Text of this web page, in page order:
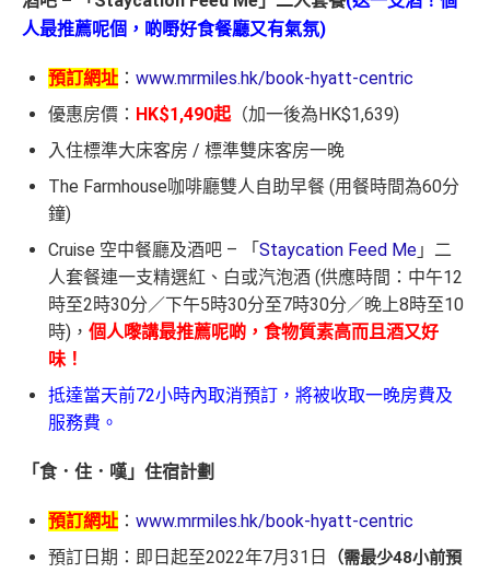
人最推薦呢個，啲嘢好食餐廳又有氣氛)
預訂網址 ： www.mrmiles.hk/book-hyatt-centric
優惠房價： HK$1,490起（加一後為HK$1,639)
入住標準大床客房 / 標準雙床客房一晚
The Farmhouse咖啡廳雙人自助早餐 (用餐時間為60分
鐘)
Cruise 空中餐廳及酒吧 – 「 Staycation Feed Me 」二
人套餐連一支精選紅、白或汽泡酒 (供應時間：中午12
時至2時30分／下午5時30分至7時30分／晚上8時至10
時)， 個人嚟講最推薦呢啲，食物質素高而且酒又好
味！
抵達當天前72小時內取消預訂，將被收取一晚房費及
服務費。
「食．住．嘆」住宿計劃
預訂網址 ： www.mrmiles.hk/book-hyatt-centric
預訂日期：即日起至2022年7月31日
（需最少48小前預